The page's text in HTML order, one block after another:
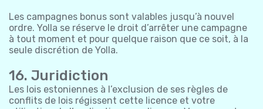
Les campagnes bonus sont valables jusqu’à nouvel
ordre. Yolla se réserve le droit d’arrêter une campagne
à tout moment et pour quelque raison que ce soit, à la
seule discrétion de Yolla.
16. Juridiction
Les lois estoniennes à l’exclusion de ses règles de
conflits de lois régissent cette licence et votre